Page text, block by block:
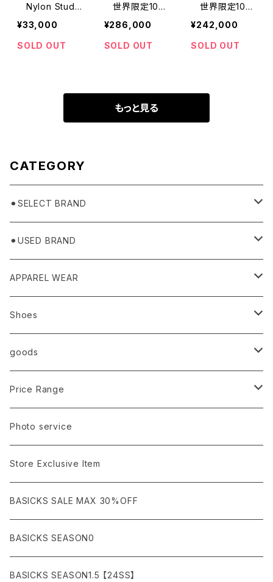
Nylon Studi
um Jacket
¥33,000
SOLD OUT
世界限定100
着 507XX Den
im Jacket
¥286,000
SOLD OUT
世界限定100
着 507XX Den
im Jacket
¥242,000
SOLD OUT
もっと見る
CATEGORY
⚫︎SELECT BRAND
BASICKS
HUMMEL 00
⚫︎USED BRAND
Domestic
Ancellm
AURALEE
ANCHOR
asics
Import
ANN DEMEULEMEESTER
ARMANI / EXCHANGE / JEANS
agnes b
APPAREL WEAR
TOPS
T-SHIRTS (Tシャツ）
LSV (長袖Tシャツ）
VEST(ベスト）
OUTER
BLOUSON (ブルゾン）
JACKET (ジャケット)
BOTTOMS
DENIM (デニム)
CARGO (カーゴ)
Shoes
Sneaker
Leather shoes
Sandals
Boots
goods
Eye wear
Cap/Hat
Bag / Wallet
Watch
Interior
Figure/etc...
Price Range
¥1,000〜¥5,000
¥5,000〜¥10,000
¥10,000〜¥30,000
¥30,000〜¥50,000
¥50,000〜¥100,000
Photo service
Store Exclusive Item
BASICKS SALE MAX 30%OFF
BASICKS SEASON0
BASICKS SEASON1.5 【24SS】